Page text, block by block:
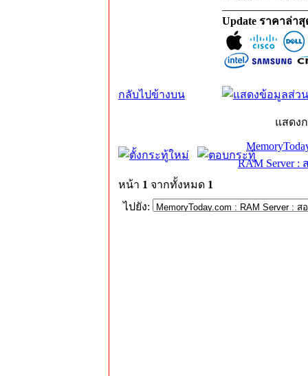
Update ราคาล่า
กลับไปข้างบน
แสดง
RAM Server :
หน้า 1 จากทั้งหมด 1
ไปยัง: